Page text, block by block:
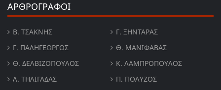
ΑΡΘΡΟΓΡΑΦΟΙ
Β. ΤΣΆΚΝΗΣ
Γ. ΞΗΝΤΆΡΑΣ
Γ. ΠΑΛΗΓΕΏΡΓΟΣ
Θ. ΜΑΝΙΦΑΒΑΣ
Θ. ΔΕΛΒΙΖΌΠΟΥΛΟΣ
Κ. ΛΑΜΠΡΟΠΟΥΛΟΣ
Λ. ΤΗΛΙΓΑΔΑΣ
Π. ΠΟΛΎΖΟΣ